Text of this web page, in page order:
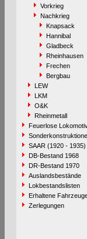
Vorkrieg
Nachkrieg
Knapsack
Hannibal
Gladbeck
Rheinhausen
Frechen
Bergbau
LEW
LKM
O&K
Rheinmetall
Feuerlose
SAAR (1920 - 1935)
DB-Bestand 1968
DR-Bestand 1970
Auslandsbestände
Lokbestandslisten
Erhaltene
Zerlegungen